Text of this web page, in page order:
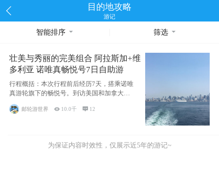
目的地攻略
游记
智能排序 筛选
壮美与秀丽的完美组合 阿拉斯加+维
多利亚 诺唯真畅悦号7日自助游
行程概括：本次行程前后经历7天，搭乘诺唯
真游轮旗下的畅悦号。到访美国和加拿大的4
个州/省：美国华盛顿州
邮轮游世界  10.0千  12
为保证内容时效性，仅展示近5年的游记~